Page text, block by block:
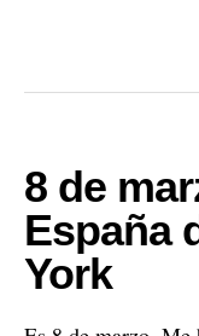
8 de
España
York